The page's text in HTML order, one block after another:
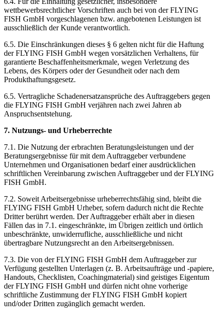
wettbewerbsrechtlicher Vorschriften auch bei von der FLYING
FISH GmbH vorgeschlagenen bzw. angebotenen Leistungen ist
ausschließlich der Kunde verantwortlich.
6.5. Die Einschränkungen dieses § 6 gelten nicht für die Haftung
der FLYING FISH GmbH wegen vorsätzlichen Verhaltens, für
garantierte Beschaffenheitsmerkmale, wegen Verletzung des
Lebens, des Körpers oder der Gesundheit oder nach dem
Produkthaftungsgesetz.
6.5. Vertragliche Schadenersatzansprüche des Auftraggebers gegen
die FLYING FISH GmbH verjähren nach zwei Jahren ab
Anspruchsentstehung.
7. Nutzungs- und Urheberrechte
7.1. Die Nutzung der erbrachten Beratungsleistungen und der
Beratungsergebnisse für mit dem Auftraggeber verbundene
Unternehmen und Organisationen bedarf einer ausdrücklichen
schriftlichen Vereinbarung zwischen Auftraggeber und der FLYING
FISH GmbH.
7.2. Soweit Arbeitsergebnisse urheberrechtsfähig sind, bleibt die
FLYING FISH GmbH Urheber, sofern dadurch nicht die Rechte
Dritter berührt werden. Der Auftraggeber erhält aber in diesen
Fällen das in 7.1. eingeschränkte, im Übrigen zeitlich und örtlich
unbeschränkte, unwiderrufliche, ausschließliche und nicht
übertragbare Nutzungsrecht an den Arbeitsergebnissen.
7.3. Die von der FLYING FISH GmbH dem Auftraggeber zur
Verfügung gestellten Unterlagen (z. B. Arbeitsaufträge und -papiere,
Handouts, Checklisten, Coachingmaterial) sind geistiges Eigentum
der FLYING FISH GmbH und dürfen nicht ohne vorherige
schriftliche Zustimmung der FLYING FISH GmbH kopiert
und/oder Dritten zugänglich gemacht werden.